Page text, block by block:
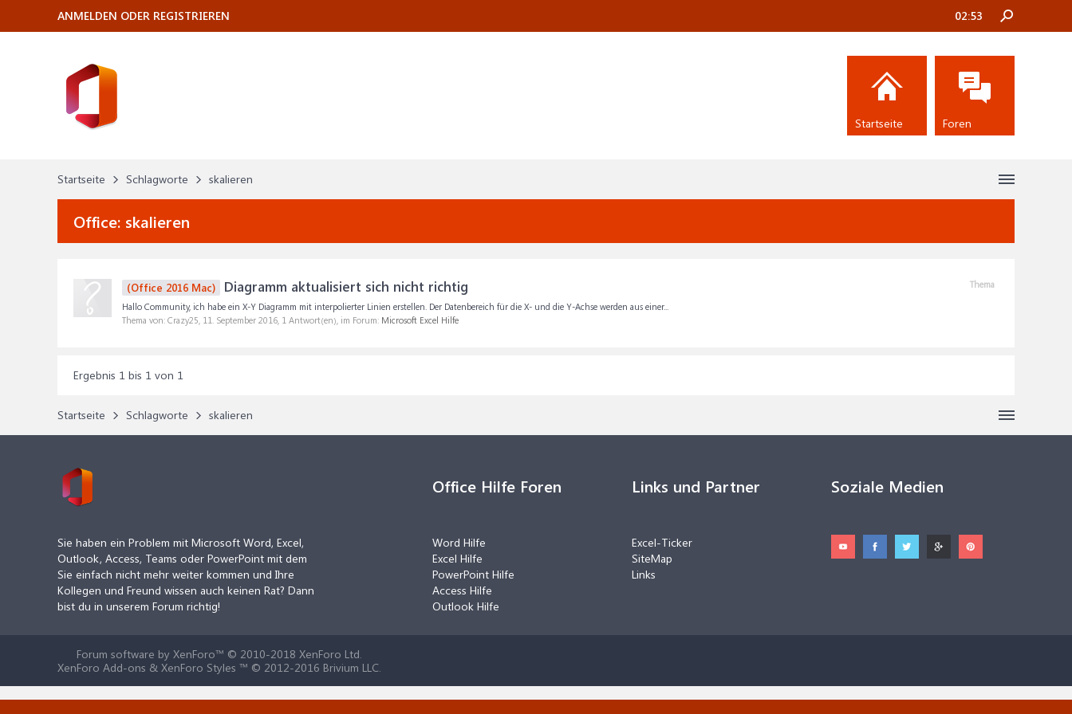
Startseite Schlagworte skalieren
Office: skalieren
Thema
(Office 2016 Mac) Diagramm aktualisiert sich nicht richtig
Hallo Community, ich habe ein X-Y Diagramm mit interpolierter Linien erstellen. Der Datenbereich für die X- und die Y-Achse werden aus einer...
Thema von: Crazy25, 11. September 2016, 1 Antwort(en), im Forum: Microsoft Excel Hilfe
Ergebnis 1 bis 1 von 1
Startseite Schlagworte skalieren
ANMELDEN ODER REGISTRIEREN 02:53
Startseite Foren
Sie haben ein Problem mit Microsoft Word, Excel,
Outlook, Access, Teams oder PowerPoint mit dem
Sie einfach nicht mehr weiter kommen und Ihre
Kollegen und Freund wissen auch keinen Rat? Dann
bist du in unserem Forum richtig!
Office Hilfe Foren
Word Hilfe
Excel Hilfe
PowerPoint Hilfe
Access Hilfe
Outlook Hilfe
Links und Partner
Excel-Ticker
SiteMap
Links
Soziale Medien
Forum software by XenForo™ © 2010-2018 XenForo Ltd.
XenForo Add-ons & XenForo Styles ™ © 2012-2016 Brivium LLC.